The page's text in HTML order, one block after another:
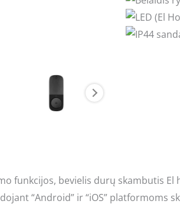
funkcijos, bevielis durų skambutis
“Android” ir “iOS” platformoms